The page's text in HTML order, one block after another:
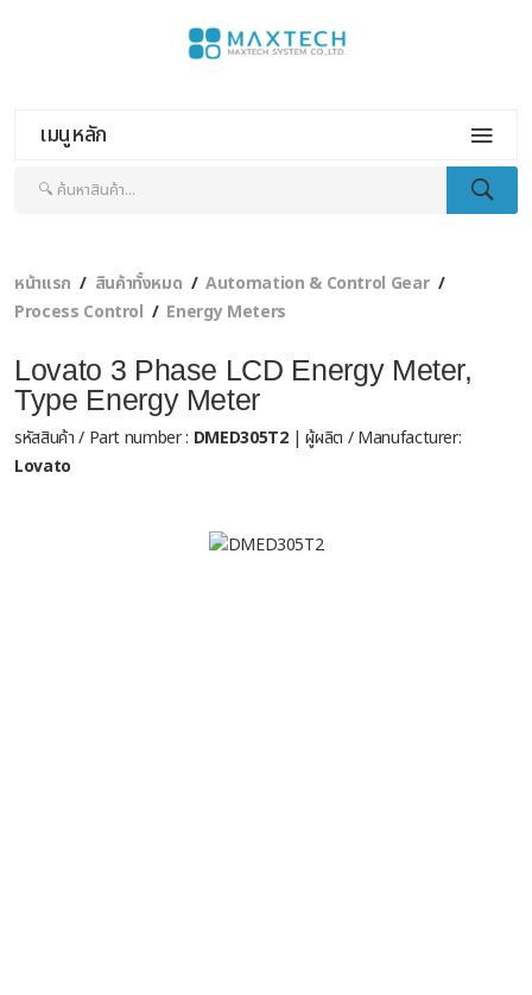
เมนูหลัก
หน้าแรก สินค้าทั้งหมด
Automation & Control Gear
Process Control
Energy Meters
Lovato 3 Phase LCD Energy Meter,
Type Energy Meter
รหัสสินค้า / Part number : DMED305T2| ผู้ผลิต / Manufacturer:
Lovato